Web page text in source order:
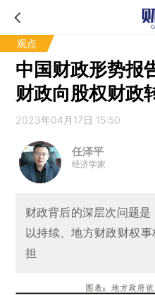
观点
中国财政形势报
财政向股权财政
2023年04月17日 15:50
任泽平
经济学家
财政背后的深层次问题
以持续、地方财政财权
担